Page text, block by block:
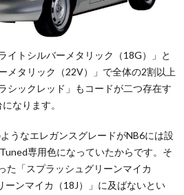
イトシルバーメタリック（18G）」と
メタリック（22V）」で全体の2割以上
シックレッド」もコードが二つ存在す
なります。
うなエレガンスグレードがNB6には設
専用色になっていたからです。そ
た「スプラッシュグリーンマイカ
ーンマイカ（18J）」に及ばないとい